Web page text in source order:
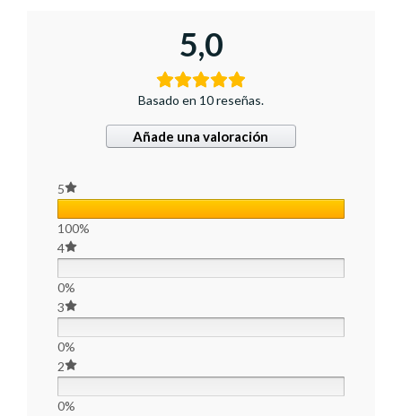
5,0
Basado en 10 reseñas.
Añade una valoración
5
100%
4
0%
3
0%
2
0%